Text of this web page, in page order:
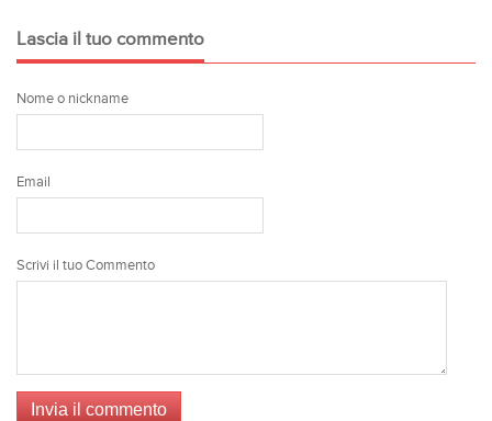
Lascia il tuo commento
Nome o nickname
Email
Scrivi il tuo Commento
Invia il commento